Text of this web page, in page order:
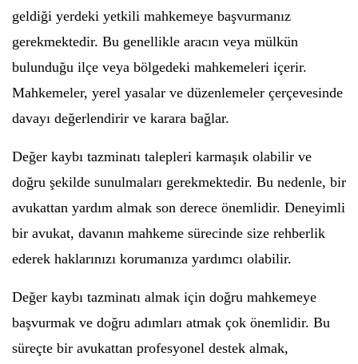
geldiği yerdeki yetkili mahkemeye başvurmanız
gerekmektedir. Bu genellikle aracın veya mülkün
bulunduğu ilçe veya bölgedeki mahkemeleri içerir.
Mahkemeler, yerel yasalar ve düzenlemeler çerçevesinde
davayı değerlendirir ve karara bağlar.
Değer kaybı tazminatı talepleri karmaşık olabilir ve
doğru şekilde sunulmaları gerekmektedir. Bu nedenle, bir
avukattan yardım almak son derece önemlidir. Deneyimli
bir avukat, davanın mahkeme sürecinde size rehberlik
ederek haklarınızı korumanıza yardımcı olabilir.
Değer kaybı tazminatı almak için doğru mahkemeye
başvurmak ve doğru adımları atmak çok önemlidir. Bu
süreçte bir avukattan profesyonel destek almak,